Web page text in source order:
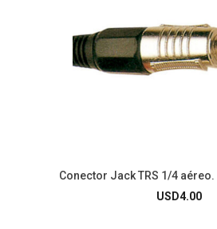
Conector Jack TRS 1/4 aéreo.
USD4.00